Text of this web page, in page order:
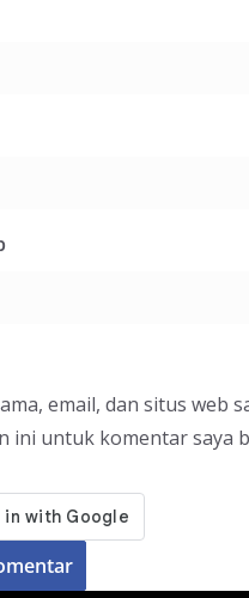
email, dan situs web
ini untuk komentar saya